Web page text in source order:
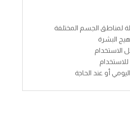
لمناطق الجسم المختلفة
البشرة
أو عند الحاجة